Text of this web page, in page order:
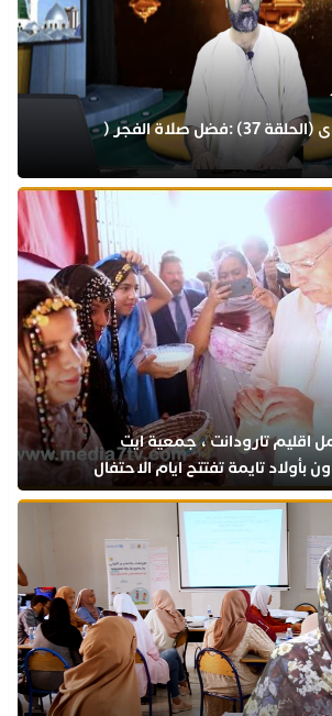
برنامج بينات من الهدى (الحلقة 37) :فضل صلاة الفجر (
تارودانت ، جمعية ايت
بأولاد تايمة تفتتح ايام الاحتفال